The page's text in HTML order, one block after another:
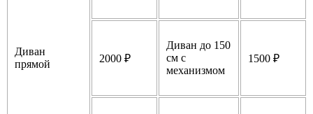
Диван
прямой
2000 ₽
Диван до 150
см с
механизмом
1500 ₽